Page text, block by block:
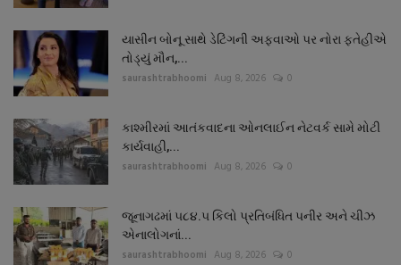
યાસીન બોનૂ સાથે ડેટિંગની અફવાઓ પર નોરા ફતેહીએ
તોડ્યું મૌન,...
saurashtrabhoomi Aug 8, 2026 0
કાશ્મીરમાં આતંકવાદના ઓનલાઈન નેટવર્ક સામે મોટી
કાર્યવાહી,...
saurashtrabhoomi Aug 8, 2026 0
જૂનાગઢમાં ૫૮૪.૫ કિલો પ્રતિબંધિત પનીર અને ચીઝ
એનાલોગનાં...
saurashtrabhoomi Aug 8, 2026 0